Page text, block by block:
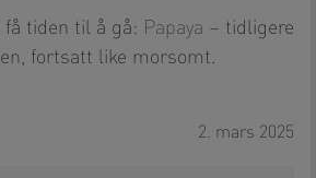
få tiden til å gå: Papaya – tidligere
fortsatt like morsomt.
2. mars 2025